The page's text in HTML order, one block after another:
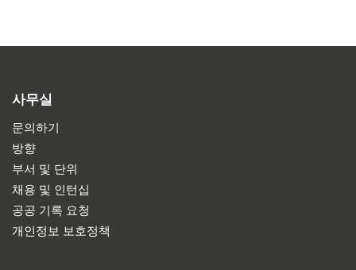
사무실
문의하기
방향
부서 및 단위
채용 및 인턴십
공공 기록 요청
개인정보 보호정책